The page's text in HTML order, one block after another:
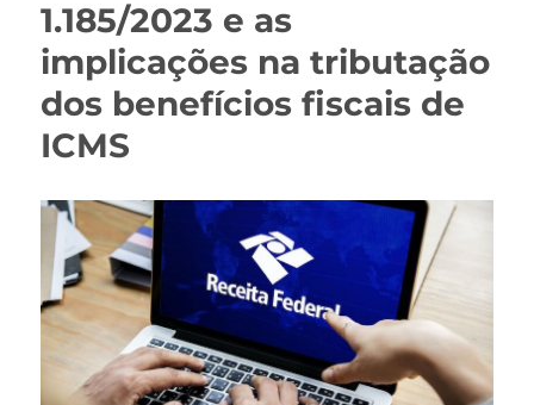
1.185/2023 e as
implicações na tributação
dos benefícios fiscais de
ICMS